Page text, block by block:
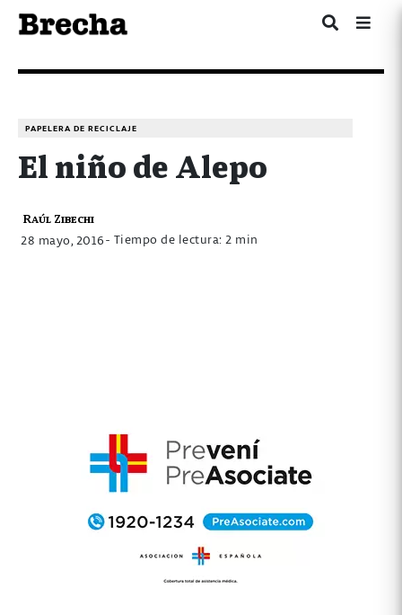
PAPELERA DE RECICLAJE
El niño de Alepo
Raúl Zibechi
28 mayo, 2016- Tiempo de lectura: 2 min